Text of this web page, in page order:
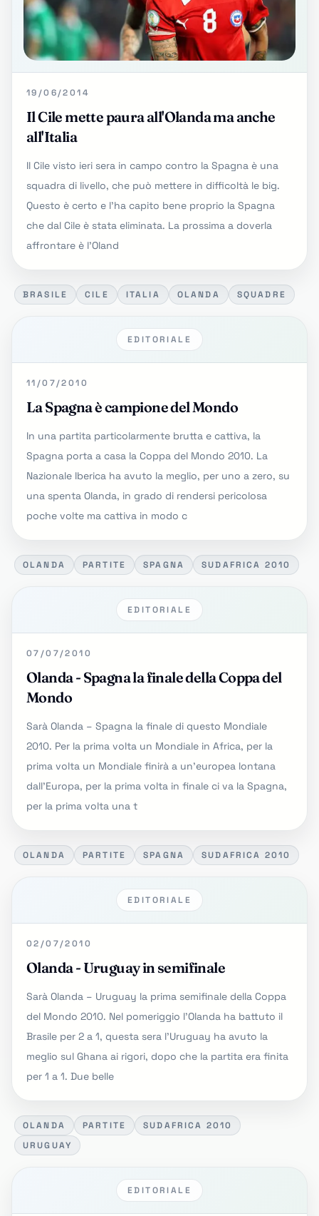
19/06/2014
Il Cile mette paura all'Olanda ma anche
all'Italia
Il Cile visto ieri sera in campo contro la Spagna è una
squadra di livello, che può mettere in difficoltà le big.
Questo è certo e l'ha capito bene proprio la Spagna
che dal Cile è stata eliminata. La prossima a doverla
affrontare è l'Oland
BRASILE CILE ITALIA OLANDA SQUADRE
EDITORIALE
11/07/2010
La Spagna è campione del Mondo
In una partita particolarmente brutta e cattiva, la
Spagna porta a casa la Coppa del Mondo 2010. La
Nazionale Iberica ha avuto la meglio, per uno a zero, su
una spenta Olanda, in grado di rendersi pericolosa
poche volte ma cattiva in modo c
OLANDA PARTITE SPAGNA SUDAFRICA 2010
EDITORIALE
07/07/2010
Olanda - Spagna la finale della Coppa del
Mondo
Sarà Olanda – Spagna la finale di questo Mondiale
2010. Per la prima volta un Mondiale in Africa, per la
prima volta un Mondiale finirà a un’europea lontana
dall’Europa, per la prima volta in finale ci va la Spagna,
per la prima volta una t
OLANDA PARTITE SPAGNA SUDAFRICA 2010
EDITORIALE
02/07/2010
Olanda - Uruguay in semifinale
Sarà Olanda – Uruguay la prima semifinale della Coppa
del Mondo 2010. Nel pomeriggio l'Olanda ha battuto il
Brasile per 2 a 1, questa sera l’Uruguay ha avuto la
meglio sul Ghana ai rigori, dopo che la partita era finita
per 1 a 1. Due belle
OLANDA PARTITE
SUDAFRICA 2010
URUGUAY
EDITORIALE